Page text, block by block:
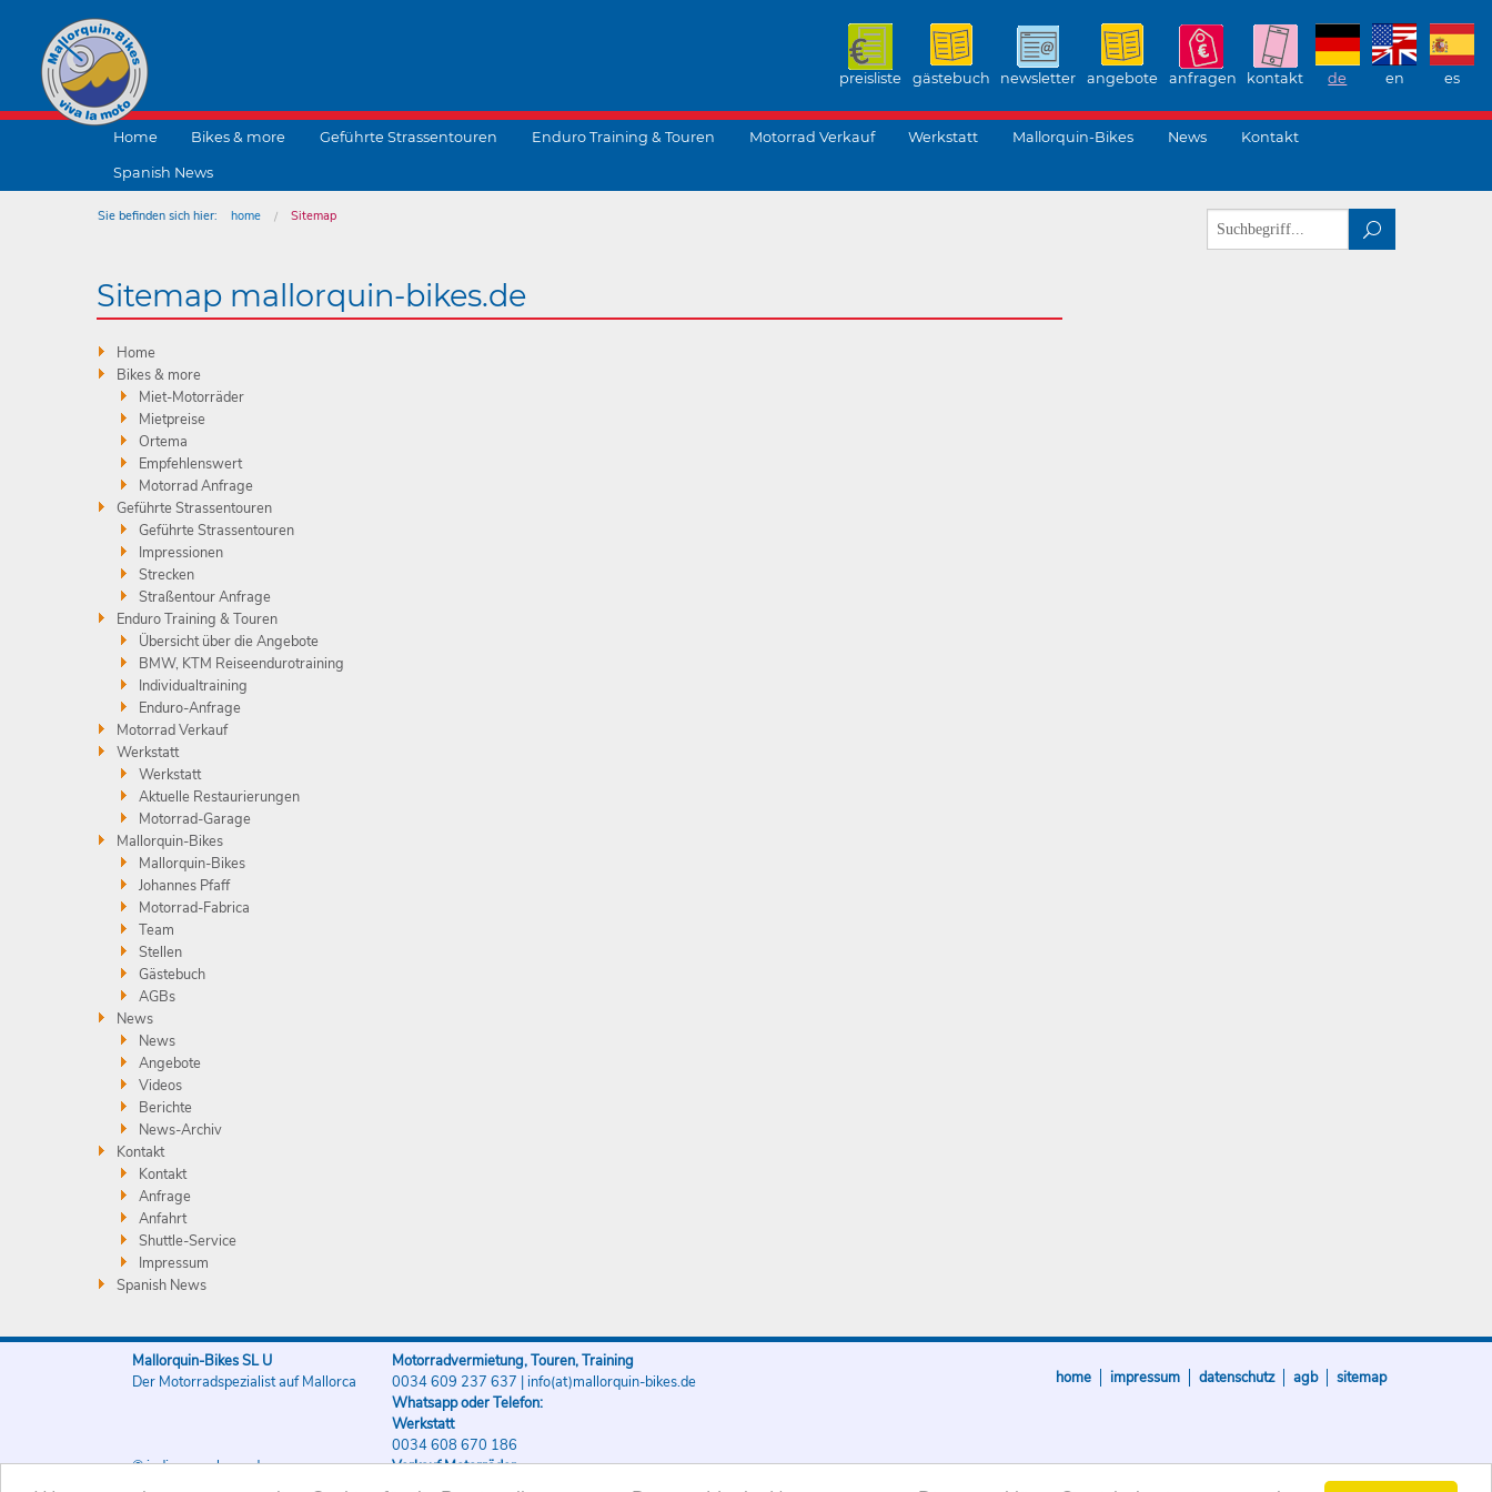
preisliste gästebuch newsletter angebote anfragen kontakt de en es
Home Bikes & more Geführte Strassentouren Enduro Training & Touren Motorrad Verkauf Werkstatt Mallorquin-Bikes News Kontakt
Spanish News
Sie befinden sich hier: home
Sitemap
Sitemap mallorquin-bikes.de
Home
Bikes & more
Miet-Motorräder
Mietpreise
Ortema
Empfehlenswert
Motorrad Anfrage
Geführte Strassentouren
Geführte Strassentouren
Impressionen
Strecken
Straßentour Anfrage
Enduro Training & Touren
Übersicht über die Angebote
BMW, KTM Reiseendurotraining
Individualtraining
Enduro-Anfrage
Motorrad Verkauf
Werkstatt
Werkstatt
Aktuelle Restaurierungen
Motorrad-Garage
Mallorquin-Bikes
Mallorquin-Bikes
Johannes Pfaff
Motorrad-Fabrica
Team
Stellen
Gästebuch
AGBs
News
News
Angebote
Videos
Berichte
News-Archiv
Kontakt
Kontakt
Anfrage
Anfahrt
Shuttle-Service
Impressum
Spanish News
Mallorquin-Bikes SL U
Der Motorradspezialist auf Mallorca
© indigo-werbung.de
Motorradvermietung, Touren, Training
0034 609 237 637 |info(at)mallorquin-bikes.de
Whatsapp oder Telefon:
Werkstatt
0034 608 670 186
Verkauf Motorräder
0034 608 670 186
home impressum datenschutz agb sitemap